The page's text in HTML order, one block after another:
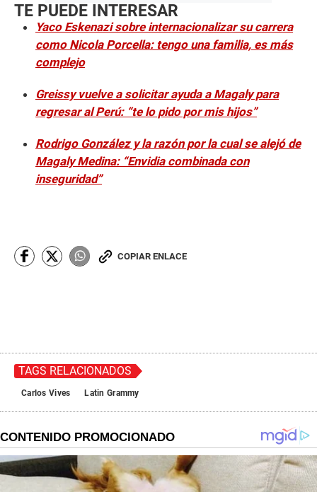
TE PUEDE INTERESAR
Yaco Eskenazi sobre internacionalizar su carrera
como Nicola Porcella: tengo una familia, es más
complejo
Greissy vuelve a solicitar ayuda a Magaly para
regresar al Perú: “te lo pido por mis hijos”
Rodrigo González y la razón por la cual se alejó de
Magaly Medina: “Envidia combinada con
inseguridad”
COPIAR ENLACE
TAGS RELACIONADOS
Carlos Vives Latin Grammy